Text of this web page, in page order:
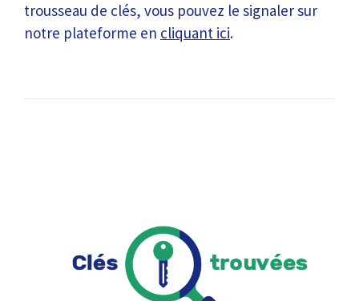
trousseau de clés, vous pouvez le signaler sur
notre plateforme en cliquant ici.